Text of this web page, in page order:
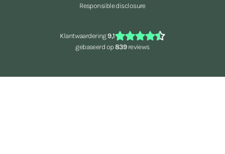
Responsible disclosure
Klantwaardering9,1
gebaseerd op839reviews